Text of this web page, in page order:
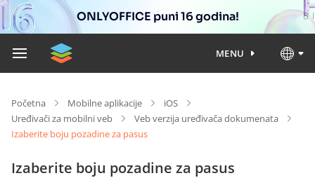
ONLYOFFICE puni 16 godina!
MENU
Početna Mobilne aplikacije
iOS
Uređivači za mobilni veb
Veb verzija uređivača dokumenata
Izaberite boju pozadine za pasus
Izaberite boju pozadine za pasus